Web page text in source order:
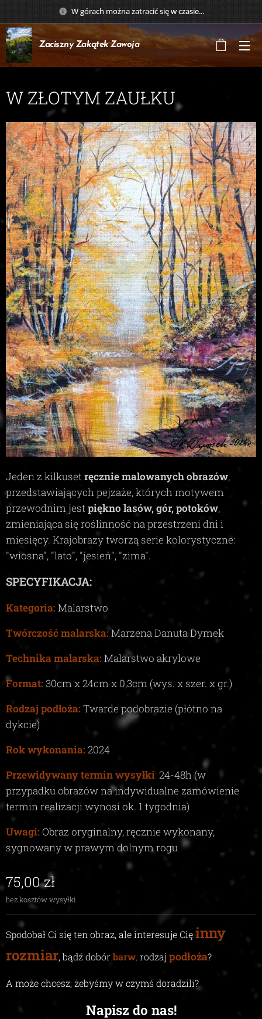
W górach można zatracić się w czasie...
Zaciszny Zakątek Zawoja
W ZŁOTYM ZAUŁKU
Jeden z kilkusetręcznie malowanych obrazów,
przedstawiających pejzaże, których motywem
przewodnim jestpiękno lasów, gór, potoków,
zmieniająca się roślinność na przestrzeni dni i
miesięcy. Krajobrazy tworzą serie kolorystyczne:
"wiosna", "lato", "jesień", "zima".
SPECYFIKACJA:
Kategoria: Malarstwo
Twórczość malarska:Marzena Danuta Dymek
Technika malarska: Malarstwo akrylowe
Format: 30cm x24cm x 0,3cm (wys. x szer. x gr.)
Rodzaj podłoża: Twarde podobrazie (płótno na
dykcie)
Rok wykonania: 2024
Przewidywany termin wysyłki:24-48h (w
przypadku obrazów na indywidualne zamówienie
termin realizacji wynosi ok. 1tygodnia)
Uwagi: Obraz oryginalny, ręcznie wykonany,
sygnowany w prawym dolnym rogu
75,00zł
bez kosztów wysyłki
Spodobał Ci się ten obraz, ale interesuje Cięinny
rozmiar, bądź dobór barw, rodzaj podłoża?
A może chcesz, żebyśmy w czymś doradzili?
Napisz do nas!